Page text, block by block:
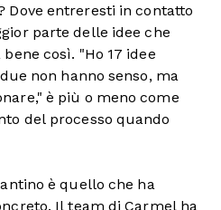
Dove entreresti in contatto
parte delle idee che
così. "Ho 17 idee
non hanno senso, ma
è più o meno come
del processo quando
è quello che ha
Il team di Carmel ha